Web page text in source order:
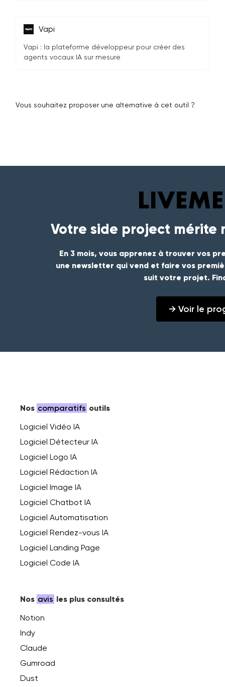
Vapi
Vapi : la plateforme développeur pour créer des
agents vocaux IA sur mesure
Vous souhaitez proposer une alternative à cet outil ?
Votre side project mérite
En 3 mois, vous apprenez à trouver vos
une newsletter qui vend et faire vos
suit votre projet.
→ Voir le
Nos comparatifs outils
Logiciel Vidéo IA
Logiciel Détecteur IA
Logiciel Logo IA
Logiciel Rédaction IA
Logiciel Image IA
Logiciel Chatbot IA
Logiciel Automatisation
Logiciel Rendez-vous IA
Logiciel Landing Page
Logiciel Code IA
Nos avis les plus consultés
Notion
Indy
Claude
Gumroad
Dust